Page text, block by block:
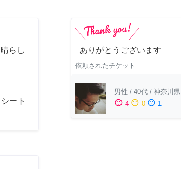
らし
ート
ありがとうございます
依頼されたチケット
男性 / 40代 / 神奈川県
sentiment_satisfied 4 sentiment_neutral 0 sentiment_dissatisfied 1